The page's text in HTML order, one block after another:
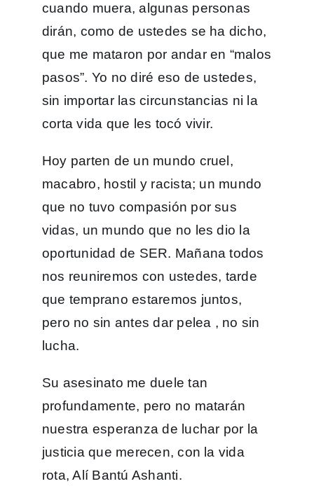
cuando muera, algunas personas
dirán, como de ustedes se ha dicho,
que me mataron por andar en “malos
pasos”. Yo no diré eso de ustedes,
sin importar las circunstancias ni la
corta vida que les tocó vivir.
Hoy parten de un mundo cruel,
macabro, hostil y racista; un mundo
que no tuvo compasión por sus
vidas, un mundo que no les dio la
oportunidad de SER. Mañana todos
nos reuniremos con ustedes, tarde
que temprano estaremos juntos,
pero no sin antes dar pelea , no sin
lucha.
Su asesinato me duele tan
profundamente, pero no matarán
nuestra esperanza de luchar por la
justicia que merecen, con la vida
rota, Alí Bantú Ashanti.